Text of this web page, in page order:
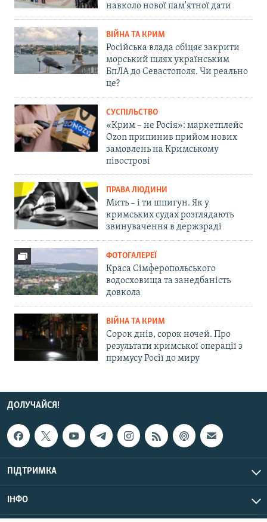
навколо нової пам'ятної дати
ВІЙНА ТА КРИМ
Російська влада обіцяє закрити
морський шлях українським
БпЛА до Севастополя. Чи реально
це?
СУСПІЛЬСТВО
«Крим – не Росія»: маркетплейс
Ozon припинив прийом нових
замовлень на Кримському
півострові
ПРАВА ЛЮДИНИ
Мить – і ти шпигун. Як у
кримських судах розглядають
звинувачення в держзраді
ФОТОГАЛЕРЕЇ
Краса Сімферопольського
водосховища та занедбаність
довкола
ВІЙНА ТА КРИМ
Сорок днів, сорок ночей. Про
результати кримської операції з
примусу Росії до миру
ДОЛУЧАЙСЯ!
ПІДТРИМКА
ІНФО